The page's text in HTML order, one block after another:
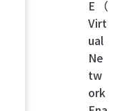
E（
Virt
ual
Ne
tw
ork